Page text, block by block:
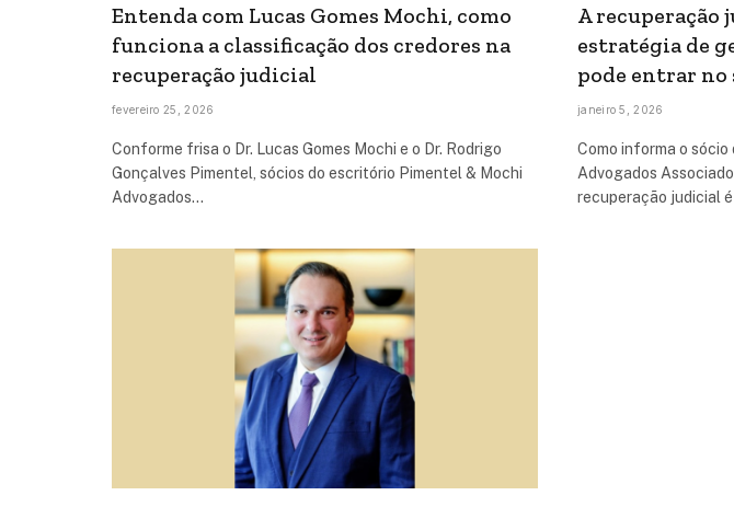
Entenda com Lucas Gomes Mochi, como
funciona a classificação dos credores na
recuperação judicial
fevereiro 25, 2026
Conforme frisa o Dr. Lucas Gomes Mochi e o Dr. Rodrigo
Gonçalves Pimentel, sócios do escritório Pimentel & Mochi
Advogados…
A recuperação
estratégia de
pode entrar no
janeiro 5, 2026
Como informa o
Advogados
recuperação judicial